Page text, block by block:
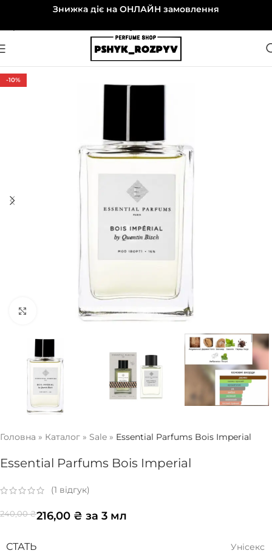
Перейти до навігаціїЗнижка діє на ОНЛАЙН замовлення
-10%
Натисніть, щоб збільшити
Головна » Каталог » Sale » Essential Parfums Bois Imperial
Essential Parfums Bois Imperial
(1 відгук)
240,00₴216,00 ₴ за 3 мл
СТАТЬ Унісекс